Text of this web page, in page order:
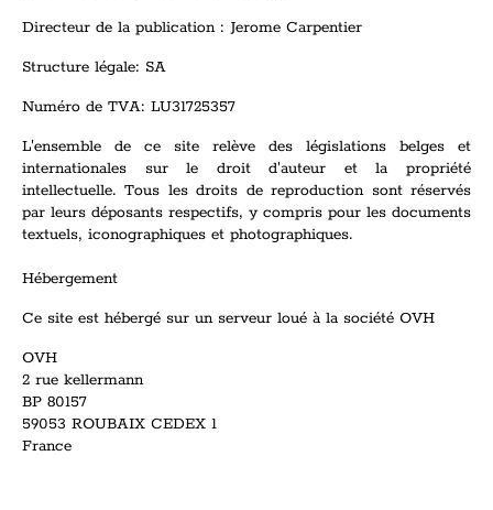
Directeur de la publication : Jerome Carpentier
Structure légale: SA
Numéro de TVA: LU31725357
L'ensemble de ce site relève des législations belges et
internationales sur le droit d'auteur et la propriété
intellectuelle. Tous les droits de reproduction sont réservés
par leurs déposants respectifs, y compris pour les documents
textuels, iconographiques et photographiques.
Hébergement
Ce site est hébergé sur un serveur loué à la société OVH
OVH
2 rue kellermann
BP 80157
59053 ROUBAIX CEDEX 1
France